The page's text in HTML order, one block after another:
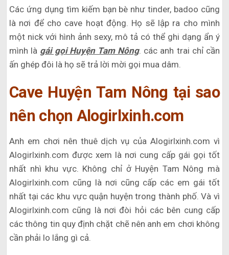
Các ứng dụng tìm kiếm bạn bè như tinder, badoo cũng
là nơi để cho cave hoạt động. Họ sẽ lập ra cho mình
một nick với hình ảnh sexy, mô tả có thể ghi dạng ẩn ý
mình là gái gọi Huyện Tam Nông. các anh trai chỉ cần
ấn ghép đôi là họ sẽ trả lời mời gọi mua dâm.
Cave Huyện Tam Nông tại sao
nên chọn Alogirlxinh.com
Anh em chơi nên thuê dịch vụ của Alogirlxinh.com vì
Alogirlxinh.com được xem là nơi cung cấp gái gọi tốt
nhất nhì khu vực. Không chỉ ở Huyện Tam Nông mà
Alogirlxinh.com cũng là nơi cũng cấp các em gái tốt
nhất tại các khu vực quận huyện trong thành phố. Và vì
Alogirlxinh.com cũng là nơi đòi hỏi các bên cung cấp
các thông tin quy định chặt chẽ nên anh em chơi không
cần phải lo lắng gì cả.